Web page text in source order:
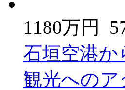
1180万円
石垣空港か
観光への